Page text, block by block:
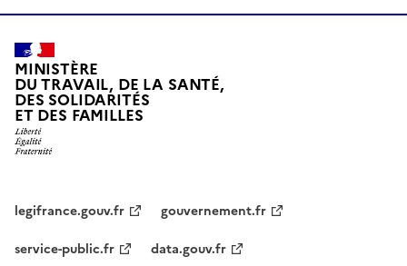
MINISTÈRE
DU TRAVAIL, DE LA SANTÉ,
DES SOLIDARITÉS
ET DES FAMILLES
legifrance.gouv.fr
gouvernement.fr
service-public.fr
data.gouv.fr